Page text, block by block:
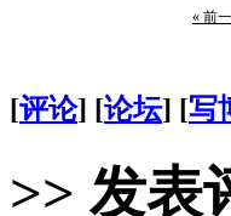
« 前
[评论] [论坛] [写
>> 发表